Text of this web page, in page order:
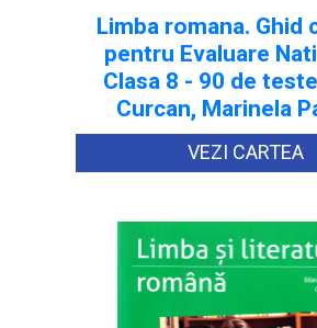
Limba romana. Ghid
pentru Evaluare
Clasa 8 - 90 de
Curcan, Marinela
VEZI CARTEA